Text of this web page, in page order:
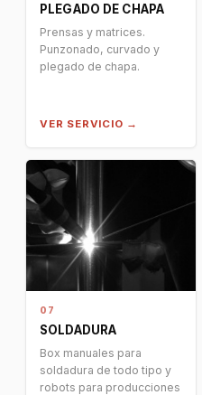
PLEGADO DE CHAPA
Prensas y matrices.
Punzonado, curvado y
plegado de chapa.
VER SERVICIO →
07
SOLDADURA
Box manuales para
soldadura de todo tipo y
robots para producciones